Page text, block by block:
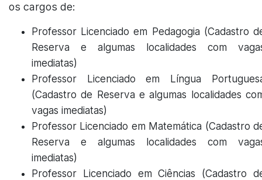
os cargos de:
Professor Licenciado em Pedagogia (Cadastro
Reserva e algumas localidades com
imediatas)
Professor Licenciado em Língua
(Cadastro de Reserva e algumas localidades
vagas imediatas)
Professor Licenciado em Matemática (Cadastro
Reserva e algumas localidades com
imediatas)
Professor Licenciado em Ciências (Cadastro